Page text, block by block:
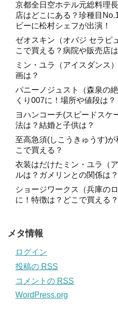
京都全日空ホテル元総料理
店はどこにある？珍種目
ビーに松村シェフが出演！
ゼオスキン（オバジ セラピ
こで買える？病院や販売店
ミン・ユラ（アイスダンス
画は？
パニーノジュスト（森泉の
くり007に！場所や値段は？
ヨハンコーチ(スピードスケ
法は？結婚と子供は？
至高急須(しこうきゅうす)
こで買える？
衣装はだけたミン・ユラ（
ルは？ガメリンとの関係は？
ショージワークス（兵庫の
に！特徴は？どこで買える？
メタ情報
ログイン
投稿の RSS
コメントの RSS
WordPress.org